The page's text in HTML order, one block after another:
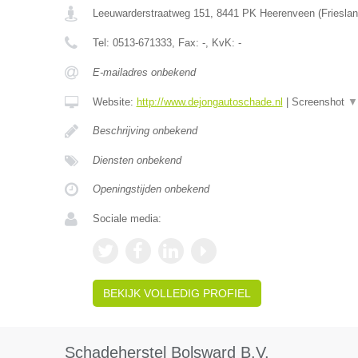
Leeuwarderstraatweg 151, 8441 PK Heerenveen(
Tel: 0513-671333, Fax: -, KvK: -
E-mailadres onbekend
Website: http://www.dejongautoschade.nl Screenshot ▼
Beschrijving onbekend
Diensten onbekend
Openingstijden onbekend
Sociale media:
BEKIJK VOLLEDIG PROFIEL
Schadeherstel Bolsward B.V.